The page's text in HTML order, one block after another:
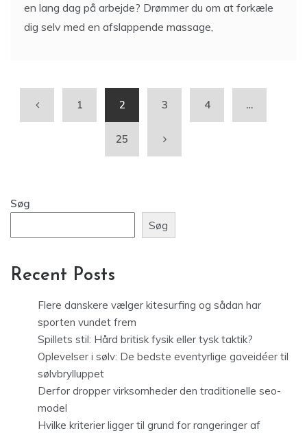
en lang dag på arbejde? Drømmer du om at forkæle
dig selv med en afslappende massage,
1 2 3 4 …
25
Søg
Søg
Recent Posts
Flere danskere vælger kitesurfing og sådan har
sporten vundet frem
Spillets stil: Hård britisk fysik eller tysk taktik?
Oplevelser i sølv: De bedste eventyrlige gaveidéer til
sølvbrylluppet
Derfor dropper virksomheder den traditionelle seo-
model
Hvilke kriterier ligger til grund for rangeringer af